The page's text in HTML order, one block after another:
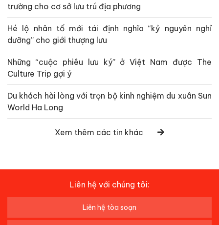
trường cho cơ sở lưu trú địa phương
Hé lộ nhân tố mới tái định nghĩa “kỷ nguyên nghỉ
dưỡng” cho giới thượng lưu
Những “cuộc phiêu lưu ký” ở Việt Nam được The
Culture Trip gợi ý
Du khách hài lòng với trọn bộ kinh nghiệm du xuân Sun
World Ha Long
Xem thêm các tin khác
Liên hệ với chúng tôi:
Liên hệ tòa soạn